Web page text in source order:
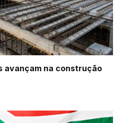
avançam na construção